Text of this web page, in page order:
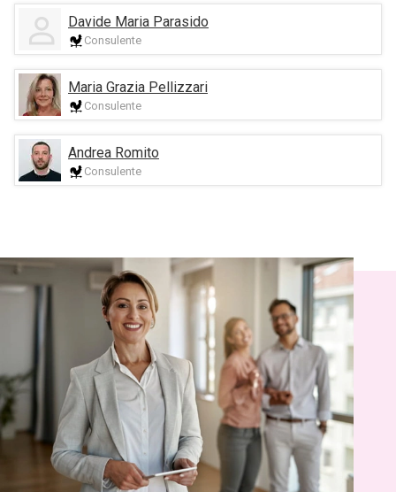
Davide Maria Parasido
Consulente
Maria Grazia Pellizzari
Consulente
Andrea Romito
Consulente